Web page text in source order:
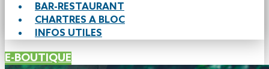
BAR-RESTAURANT
CHARTRES A BLOC
INFOS UTILES
E-BOUTIQUE